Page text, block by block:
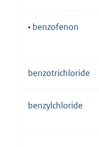
• benzofenon
benzotrichloride
benzylchloride